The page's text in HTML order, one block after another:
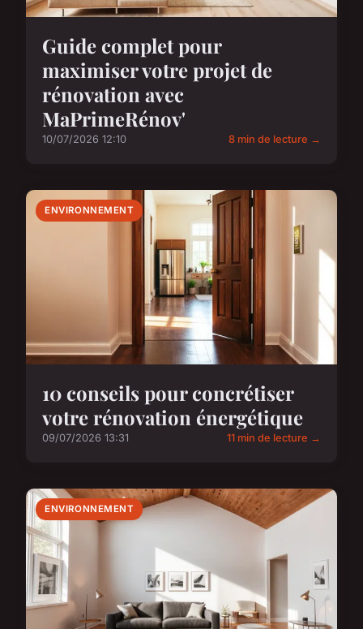
Guide complet pour
maximiser votre projet de
rénovation avec
MaPrimeRénov'
10/07/2026 12:10 8 min de lecture →
ENVIRONNEMENT
10 conseils pour concrétiser
votre rénovation énergétique
09/07/2026 13:31 11 min de lecture →
ENVIRONNEMENT